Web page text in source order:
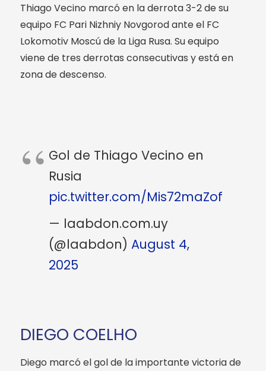
Thiago Vecino marcó en la derrota 3-2 de su
equipo FC Pari Nizhniy Novgorod ante el FC
Lokomotiv Moscú de la Liga Rusa. Su equipo
viene de tres derrotas consecutivas y está en
zona de descenso.
Gol de Thiago Vecino en
Rusia
pic.twitter.com/Mis72maZof
— laabdon.com.uy
(@laabdon) August 4,
2025
DIEGO COELHO
Diego marcó el gol de la importante victoria de